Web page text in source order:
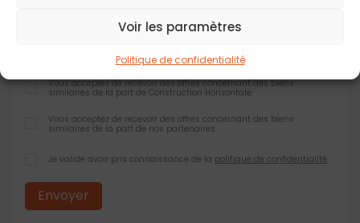
Voir les paramètres
Politique de confidentialité
Vous acceptez de recevoir des offres concernant des biens
similaires de la part de Construction Horizontale
Vous acceptez de recevoir des offres concernant des biens
similaires de la part de nos partenaires
Je valide avoir pris connaissance de la politique de confidentialité